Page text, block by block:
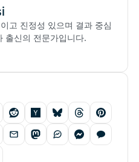
고 진정성 있으며 결과 중심
출신의 전문가입니다.